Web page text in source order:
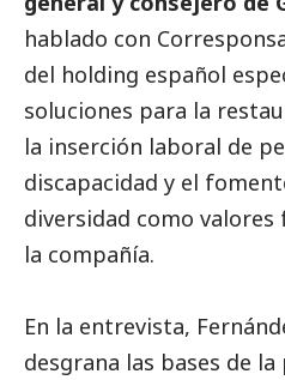
hablado con
del holding español
soluciones para la
la inserción laboral de
discapacidad y el
diversidad como
la compañía.
En la entrevista,
desgrana las bases de